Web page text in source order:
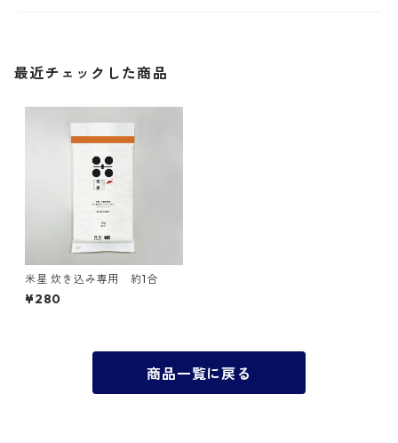
最近チェックした商品
米星 炊き込み専用 約1合
¥280
商品一覧に戻る